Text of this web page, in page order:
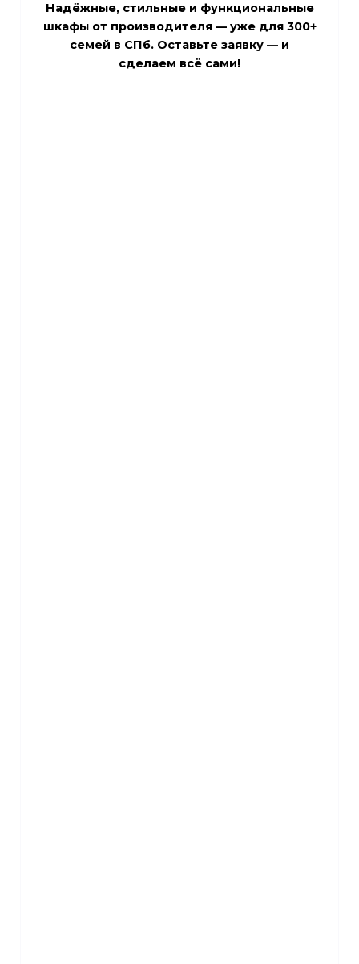
Надёжные, стильные и функциональные
шкафы от производителя — уже для 300+
семей в СПб. Оставьте заявку — и
сделаем всё сами!